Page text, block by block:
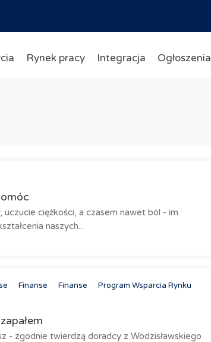
Rynek pracy Integracja Ogłoszenia
uczucie ciężkości, a czasem nawet ból - im
naszych...
Finanse Finanse
Program Wsparcia Rynku
- zgodnie twierdzą doradcy z Wodzisławskiego